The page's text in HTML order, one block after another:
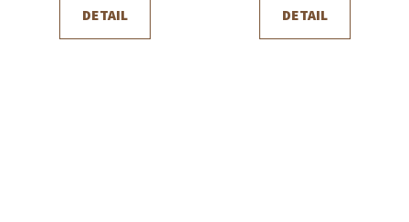
DETAIL DETAIL